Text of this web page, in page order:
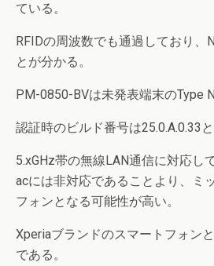
ている。
RFIDの周波数でも通過しており、
とが分かる。
PM-0850-BVは未発表端末のType
認証時のビルド番号は25.0.A.0.33
5.xGHz帯の無線LAN通信に対応し
acには非対応であることより、ミ
フォンとなる可能性が高い。
Xperiaブランドのスマートフォン
である。